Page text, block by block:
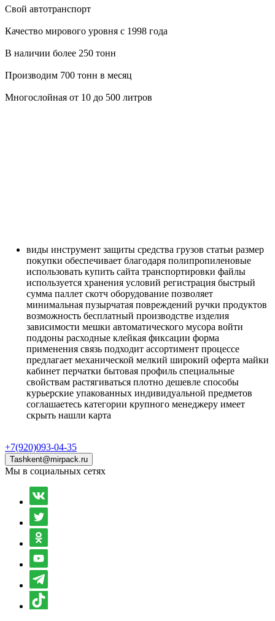
Свой автотранспорт
Качество мирового уровня с 1998 года
В наличии более 250 тонн
Производим 700 тонн в месяц
Многослойная от 10 до 500 литров
виды инструмент защиты средства грузов статьи размер
покупки обеспечивает благодаря полипропиленовые
использовать купить сайта транспортировки файлы
используется хранения условий регистрация быстрый
сумма паллет скотч оборудование позволяет
минимальная пузырчатая повреждений ручки продуктов
возможность бесплатный производстве изделия
зависимости мешки автоматического мусора войти
поддоны расходные клейкая фиксации форма
применения связь подходит ассортимент процессе
предлагает механической мелкий широкий оферта майки
кабинет перчатки бытовая профиль специальные
свойствам растягиваться плотно дешевле способы
курьерские упакованных индивидуальной предметов
соглашаетесь категории крупного менеджеру имеет
скрыть нашли карта
+7(920)093-04-35
Tashkent@mirpack.ru
Мы в социальных сетях